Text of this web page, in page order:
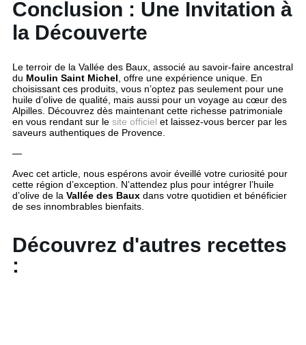
Conclusion : Une Invitation à
la Découverte
Le terroir de la Vallée des Baux, associé au savoir-faire ancestral
du Moulin Saint Michel , offre une expérience unique. En
choisissant ces produits, vous n’optez pas seulement pour une
huile d’olive de qualité, mais aussi pour un voyage au cœur des
Alpilles. Découvrez dès maintenant cette richesse patrimoniale
en vous rendant sur le site officiel et laissez-vous bercer par les
saveurs authentiques de Provence.
—
Avec cet article, nous espérons avoir éveillé votre curiosité pour
cette région d’exception. N’attendez plus pour intégrer l’huile
d’olive de la Vallée des Baux dans votre quotidien et bénéficier
de ses innombrables bienfaits.
Découvrez d'autres recettes
: